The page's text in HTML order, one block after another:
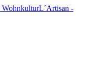
L´Artisan -